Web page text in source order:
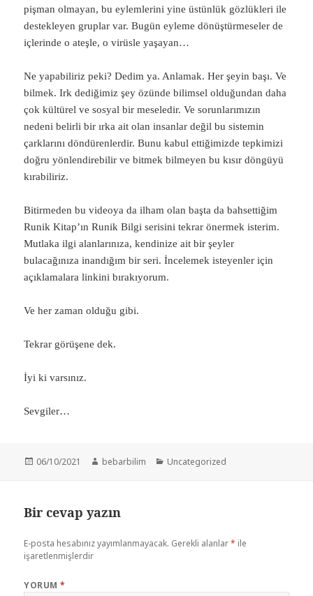
pişman olmayan, bu eylemlerini yine üstünlük gözlükleri ile
destekleyen gruplar var. Bugün eyleme dönüştürmeseler de
içlerinde o ateşle, o virüsle yaşayan…
Ne yapabiliriz peki? Dedim ya. Anlamak. Her şeyin başı. Ve
bilmek. Irk dediğimiz şey özünde bilimsel olduğundan daha
çok kültürel ve sosyal bir meseledir. Ve sorunlarımızın
nedeni belirli bir ırka ait olan insanlar değil bu sistemin
çarklarını döndürenlerdir. Bunu kabul ettiğimizde tepkimizi
doğru yönlendirebilir ve bitmek bilmeyen bu kısır döngüyü
kırabiliriz.
Bitirmeden bu videoya da ilham olan başta da bahsettiğim
Runik Kitap’ın Runik Bilgi serisini tekrar önermek isterim.
Mutlaka ilgi alanlarınıza, kendinize ait bir şeyler
bulacağınıza inandığım bir seri. İncelemek isteyenler için
açıklamalara linkini bırakıyorum.
Ve her zaman olduğu gibi.
Tekrar görüşene dek.
İyi ki varsınız.
Sevgiler…
Yayın
06/10/2021 Yazar
bebarbilim Kategoriler
Uncategorized
Bir cevap yazın
E-posta hesabınız yayımlanmayacak. Gerekli alanlar* ile
işaretlenmişlerdir
YORUM*